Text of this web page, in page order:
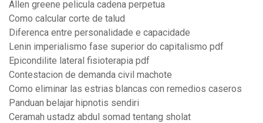
Allen greene pelicula cadena perpetua
Como calcular corte de talud
Diferenca entre personalidade e capacidade
Lenin imperialismo fase superior do capitalismo pdf
Epicondilite lateral fisioterapia pdf
Contestacion de demanda civil machote
Como eliminar las estrias blancas con remedios caseros
Panduan belajar hipnotis sendiri
Ceramah ustadz abdul somad tentang sholat